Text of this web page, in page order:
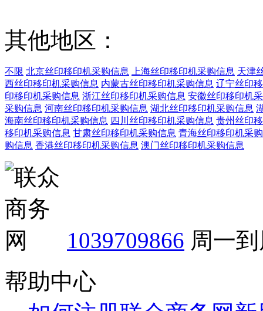
其他地区：
不限 北京丝印移印机采购信息 上海丝印移印机采购信息 天津
西丝印移印机采购信息 内蒙古丝印移印机采购信息 辽宁丝印
印移印机采购信息 浙江丝印移印机采购信息 安徽丝印移印机
采购信息 河南丝印移印机采购信息 湖北丝印移印机采购信息
海南丝印移印机采购信息 四川丝印移印机采购信息 贵州丝印
移印机采购信息 甘肃丝印移印机采购信息 青海丝印移印机采
购信息 香港丝印移印机采购信息 澳门丝印移印机采购信息
1039709866 周一
帮助中心